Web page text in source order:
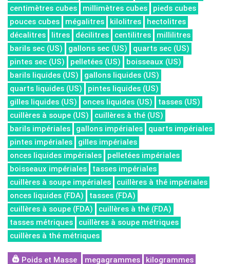
centimètres cubes
millimètres cubes
pieds cubes
pouces cubes
mégalitres kilolitres
hectolitres
décalitres
litres décilitres centilitres
millilitres
barils sec (US)
gallons sec (US)
quarts sec (US)
pintes sec (US)
pelletées (US)
boisseaux (US)
barils liquides (US)
gallons liquides (US)
quarts liquides (US)
pintes liquides (US)
gilles liquides (US)
onces liquides (US)
tasses (US)
cuillères à soupe (US)
cuillères à thé (US)
barils impériales
gallons impériales
quarts impériales
pintes impériales
gilles impériales
onces liquides impériales
pelletées impériales
boisseaux impériales
tasses impériales
cuillères à soupe impériales
cuillères à thé impériales
onces liquides (FDA)
tasses (FDA)
cuillères à soupe (FDA)
cuillères à thé (FDA)
tasses métriques
cuillères à soupe métriques
cuillères à thé métriques
Poids et Masse megagrammes kilogrammes